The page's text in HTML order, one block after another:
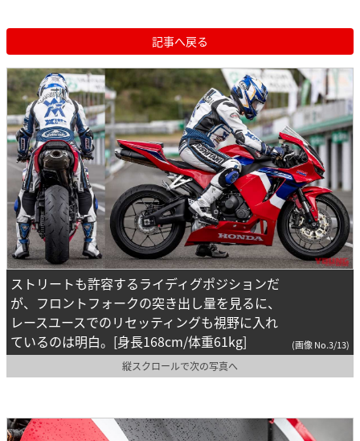
記事へ戻る
ストリートも許容するライディグポジションだ
が、フロントフォークの突き出し量を見るに、
レースユースでのリセッティングも視野に入れ
ているのは明白。[身長168cm/体重61kg]
(画像 No.3/13)
縦スクロールで次の写真へ